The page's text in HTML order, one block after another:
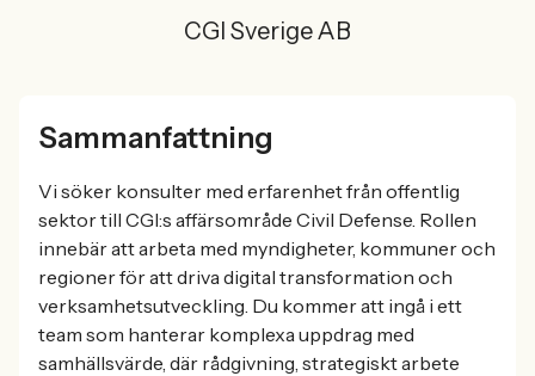
CGI Sverige AB
Sammanfattning
Vi söker konsulter med erfarenhet från offentlig
sektor till CGI:s affärsområde Civil Defense. Rollen
innebär att arbeta med myndigheter, kommuner och
regioner för att driva digital transformation och
verksamhetsutveckling. Du kommer att ingå i ett
team som hanterar komplexa uppdrag med
samhällsvärde, där rådgivning, strategiskt arbete